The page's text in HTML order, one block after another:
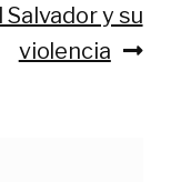
Salvador y su
violencia